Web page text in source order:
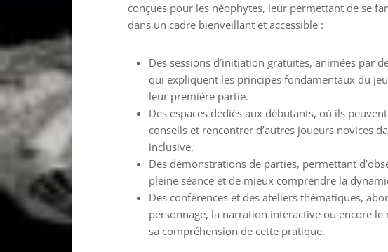
conçues pour les néophytes, leur permettant de se
dans un cadre bienveillant et accessible :
Des sessions d’initiation gratuites, animées par
qui expliquent les principes fondamentaux du
leur première partie.
Des espaces dédiés aux débutants, où ils
conseils et rencontrer d’autres joueurs novices
inclusive.
Des démonstrations de parties, permettant
pleine séance et de mieux comprendre la
Des conférences et des ateliers thématiques,
personnage, la narration interactive ou encore
sa compréhension de cette pratique.